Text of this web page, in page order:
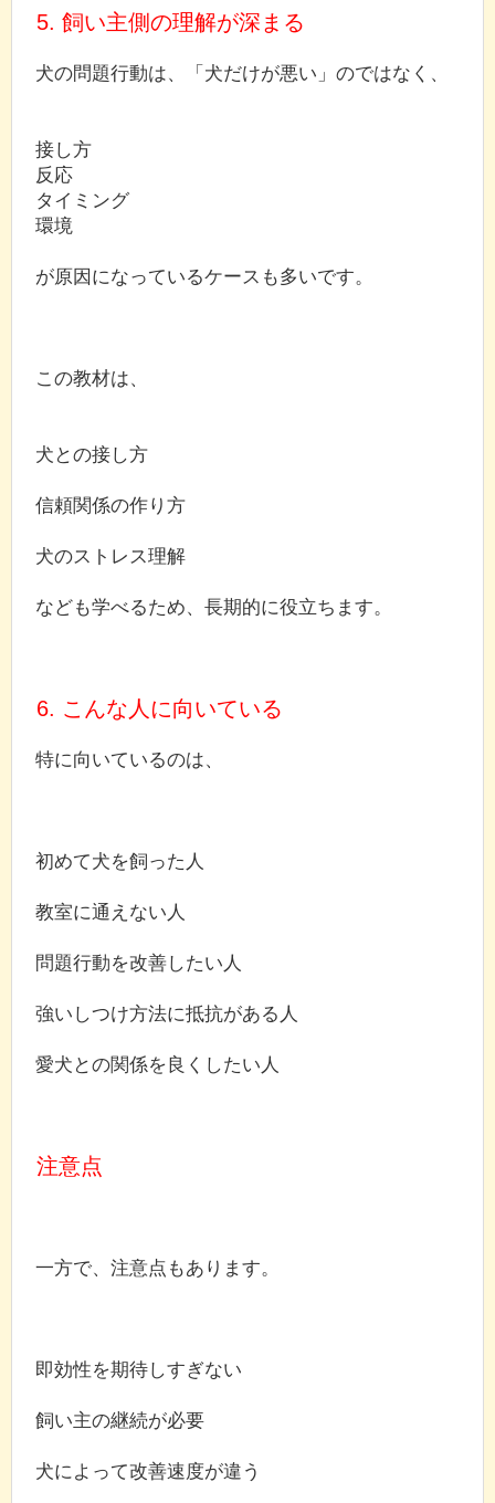
5. 飼い主側の理解が深まる
犬の問題行動は、「犬だけが悪い」のではなく、
接し方
反応
タイミング
環境
が原因になっているケースも多いです。
この教材は、
犬との接し方
信頼関係の作り方
犬のストレス理解
なども学べるため、長期的に役立ちます。
6. こんな人に向いている
特に向いているのは、
初めて犬を飼った人
教室に通えない人
問題行動を改善したい人
強いしつけ方法に抵抗がある人
愛犬との関係を良くしたい人
注意点
一方で、注意点もあります。
即効性を期待しすぎない
飼い主の継続が必要
犬によって改善速度が違う